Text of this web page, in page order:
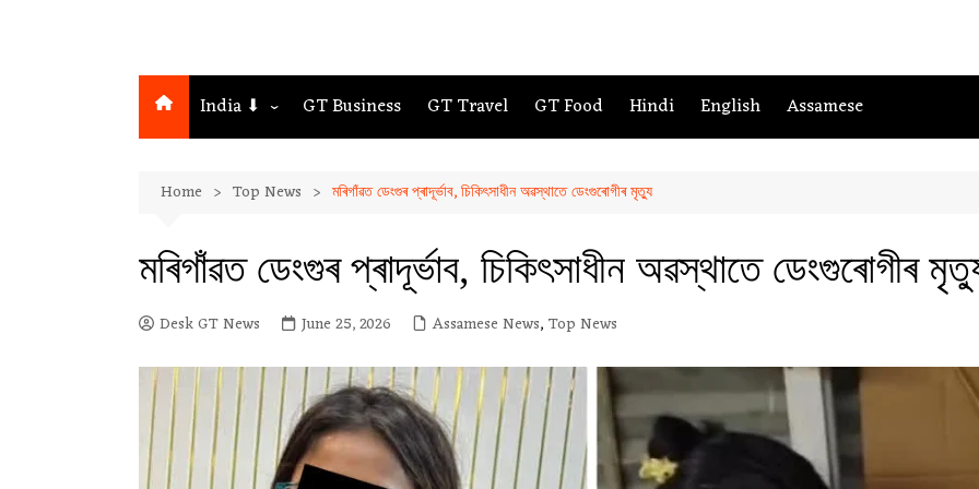
India ⬇
Assam
Guwahati
GT Business GT Travel GT Food Hindi English Assamese
Home Top News মৰিগাঁৱত ডেংগুৰ প্ৰাদূৰ্ভাব, চিকিৎসাধীন অৱস্থাতে ডেংগুৰোগীৰ মৃত্যু
মৰিগাঁৱত ডেংগুৰ প্ৰাদূৰ্ভাব, চিকিৎসাধীন অৱস্থাতে ডেংগুৰোগীৰ
Desk GT News June 25, 2026 Assamese News, Top News